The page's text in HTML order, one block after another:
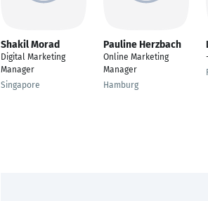
Shakil Morad
Digital Marketing
Manager
Singapore
Pauline Herzbach
Online Marketing
Manager
Hamburg